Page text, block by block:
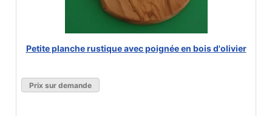
Petite planche rustique avec poignée en bois d'olivier
Prix sur demande